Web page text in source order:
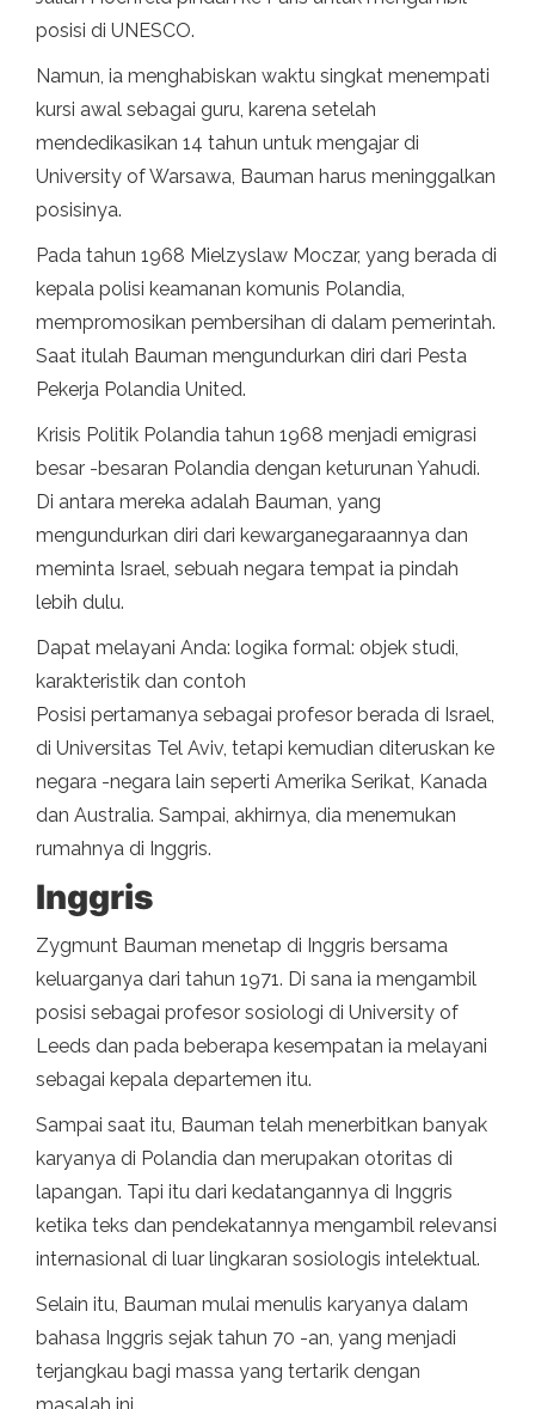
posisi di UNESCO.
Namun, ia menghabiskan waktu singkat menempati
kursi awal sebagai guru, karena setelah
mendedikasikan 14 tahun untuk mengajar di
University of Warsawa, Bauman harus meninggalkan
posisinya.
Pada tahun 1968 Mielzyslaw Moczar, yang berada di
kepala polisi keamanan komunis Polandia,
mempromosikan pembersihan di dalam pemerintah.
Saat itulah Bauman mengundurkan diri dari Pesta
Pekerja Polandia United.
Krisis Politik Polandia tahun 1968 menjadi emigrasi
besar -besaran Polandia dengan keturunan Yahudi.
Di antara mereka adalah Bauman, yang
mengundurkan diri dari kewarganegaraannya dan
meminta Israel, sebuah negara tempat ia pindah
lebih dulu.
Dapat melayani Anda: logika formal: objek studi,
karakteristik dan contoh
Posisi pertamanya sebagai profesor berada di Israel,
di Universitas Tel Aviv, tetapi kemudian diteruskan ke
negara -negara lain seperti Amerika Serikat, Kanada
dan Australia. Sampai, akhirnya, dia menemukan
rumahnya di Inggris.
Inggris
Zygmunt Bauman menetap di Inggris bersama
keluarganya dari tahun 1971. Di sana ia mengambil
posisi sebagai profesor sosiologi di University of
Leeds dan pada beberapa kesempatan ia melayani
sebagai kepala departemen itu.
Sampai saat itu, Bauman telah menerbitkan banyak
karyanya di Polandia dan merupakan otoritas di
lapangan. Tapi itu dari kedatangannya di Inggris
ketika teks dan pendekatannya mengambil relevansi
internasional di luar lingkaran sosiologis intelektual.
Selain itu, Bauman mulai menulis karyanya dalam
bahasa Inggris sejak tahun 70 -an, yang menjadi
terjangkau bagi massa yang tertarik dengan